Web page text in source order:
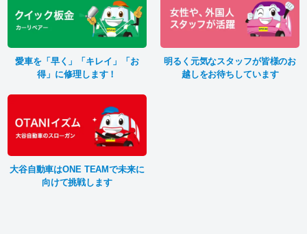
愛車を「早く」「キレイ」「お
得」に修理します！
明るく元気なスタッフが皆様のお
越しをお待ちしています
大谷自動車はONE TEAMで未来に
向けて挑戦します